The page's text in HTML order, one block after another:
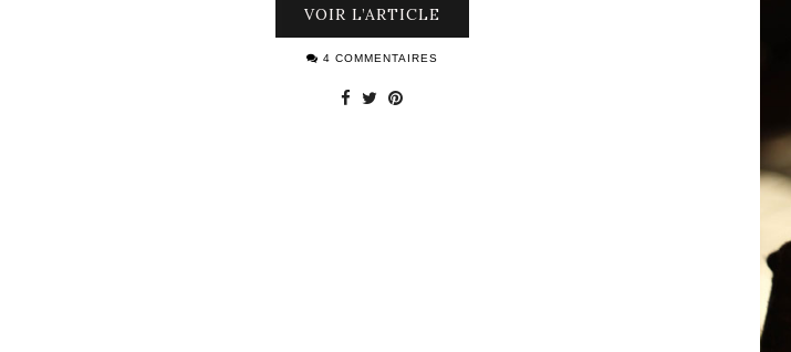
VOIR L’ARTICLE
4 COMMENTAIRES